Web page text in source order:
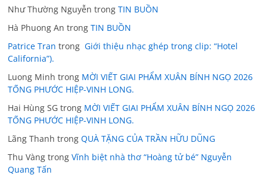
Như Thường Nguyễn trongTIN BUỒN
Hà Phuong An trongTIN BUỒN
Patrice Tran trong Giới thiệu nhạc ghép trong clip: “Hotel
California”).
Luong Minh trong MỜI VIẾT GIAI PHẨM XUÂN BÍNH NGỌ 2026
TỐNG PHƯỚC HIỆP-VINH LONG.
Hai Hùng SG trong MỜI VIẾT GIAI PHẨM XUÂN BÍNH NGỌ 2026
TỐNG PHƯỚC HIỆP-VINH LONG.
Lãng Thanh trongQUÀ TẶNG CỦA TRẦN HỮU DŨNG
Thu Vàng trongVĩnh biệt nhà thơ “Hoàng tử bé” Nguyễn
Quang Tấn